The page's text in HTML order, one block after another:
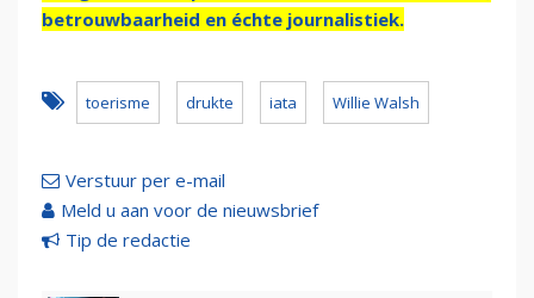
betrouwbaarheid en échte journalistiek.
toerisme drukte iata Willie Walsh
Verstuur per e-mail
Meld u aan voor de nieuwsbrief
Tip de redactie